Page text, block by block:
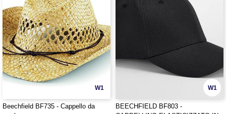
W1
Beechfield BF735 - Cappello da
W1
BEECHFIELD BF803 -